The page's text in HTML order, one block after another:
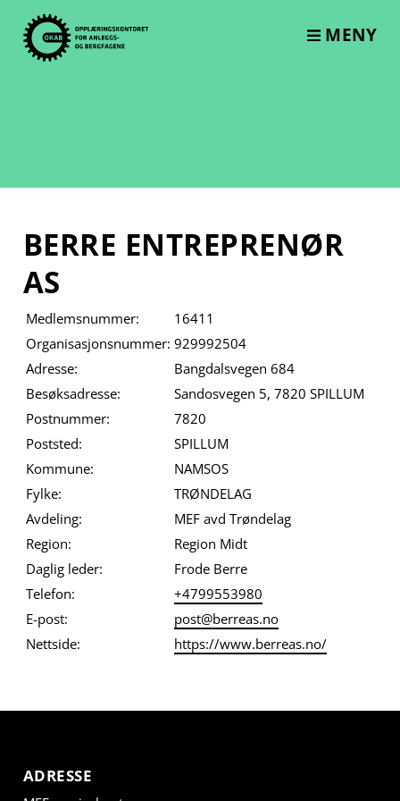
content
MENY
BERRE ENTREPRENØR
AS
Medlemsnummer:
16411
Organisasjonsnummer: 929992504
Adresse:
Bangdalsvegen 684
Besøksadresse:
Sandosvegen 5, 7820 SPILLUM
Postnummer:
7820
Poststed:
SPILLUM
Kommune:
NAMSOS
Fylke:
TRØNDELAG
Avdeling:
MEF avd Trøndelag
Region:
Region Midt
Daglig leder:
Frode Berre
Telefon:
+4799553980
E-post:
post@berreas.no
Nettside:
https://www.berreas.no/
ADRESSE